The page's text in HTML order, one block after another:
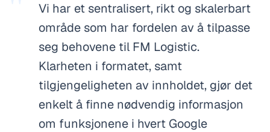
Vi har et sentralisert, rikt og skalerbart
område som har fordelen av å tilpasse
seg behovene til FM Logistic.
Klarheten i formatet, samt
tilgjengeligheten av innholdet, gjør det
enkelt å finne nødvendig informasjon
om funksjonene i hvert Google